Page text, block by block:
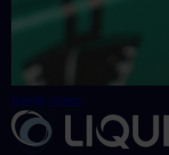
Bekijk video